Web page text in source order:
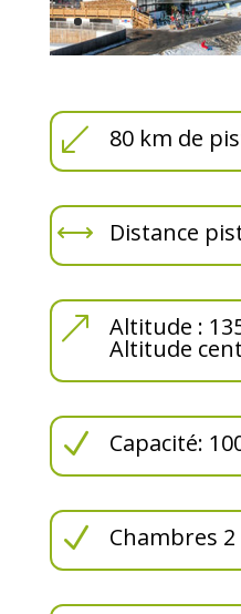
( 80 km de
, Distance
& Altitude :
Altitude
N Capacité:
N Chambres 2